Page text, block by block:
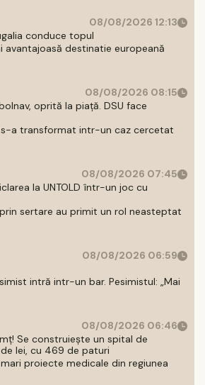
08/08/2026 12:13
conduce topul
avantajoasă destinatie europeană
08/08/2026 08:15
oprită la piață. DSU face
a transformat intr-un caz cercetat
08/08/2026 07:45
la UNTOLD într-un joc cu
sertare au primit un rol neasteptat
08/08/2026 06:59
intră intr-un bar. Pesimistul: „Mai
08/08/2026 06:46
Se construiește un spital de
lei, cu 469 de paturi
proiecte medicale din regiunea